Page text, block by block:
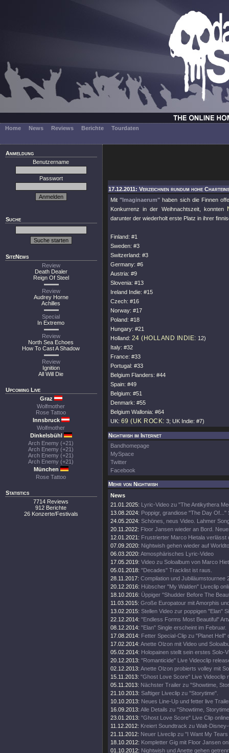
Home News Reviews Berichte Tourdaten
Anmeldung
Benutzername
Passwort
Suche
SiteNews
Review
Death Dealer
Reign Of Steel
Review
Audrey Horne
Achilles
Special
In Extremo
Review
North Sea Echoes
How To Cast A Shadow
Review
Ignition
All Will Die
Upcoming Live
Graz
Wolfmother
Rose Tattoo
Innsbruck
Wolfmother
Dinkelsbühl
Arch Enemy (+21)
Arch Enemy (+21)
Arch Enemy (+21)
Arch Enemy (+21)
München
Rose Tattoo
Statistics
7714 Reviews
912 Berichte
26 Konzerte/Festivals
17.12.2011: Verzeichnen rundum hohe
Mit"Imaginaerum" haben sich die Finnen
Konkurrenz in der Weihnachtszeit, konnten
darunter der wiederholt erste Platz in ihrer
Finland: #1
Sweden: #3
Switzerland: #3
Germany: #6
Austria: #9
Slovenia: #13
Ireland Indie: #15
Czech: #16
Norway: #17
Poland: #18
Hungary: #21
Holland: 24 (HOLLAND INDIE:12)
Italy: #32
France: #33
Portugal: #33
Belgium Flanders: #44
Spain: #49
Belgium: #51
Denmark: #55
Belgium Wallonia: #64
UK: 69 (UK ROCK:3; UK Indie: #7)
Nightwish im Internet
Bandhomepage
MySpace
Twitter
Facebook
Mehr von Nightwish
News
21.01.2025: Lyric-Video zu "The Antikythera
13.08.2024: Poppigr, grandiose "The Day Of..."
24.05.2024: Schönes, neus Video. Lahmer
20.11.2022: Floor Jansen wieder an Bord.
12.01.2021: Frustrierter Marco Hietala verlässt
07.09.2020: Nightwish gehen wieder auf
06.03.2020: Atmosphärisches Lyric-Video
17.05.2019: Video zu Soloalbum von Marco
05.01.2018: "Decades" Tracklist ist raus.
28.11.2017: Compilation und Jubiläumstournee
20.12.2016: Hübscher "My Walden" Liveclip
18.10.2016: Üppiger "Shudder Before The
11.03.2015: Große Europatour mit Amorphis
13.02.2015: Stellen Video zur poppigen "Elan"
22.12.2014: "Endless Forms Most Beautiful"
08.12.2014: "Elan" Single erscheint im Februar.
17.08.2014: Fetter Special-Clip zu "Planet Hell"
17.02.2014: Anette Olzon mit Video und
05.02.2014: Holopainen stellt sein erstes Solo-
20.12.2013: "Romanticide" Live Videoclip
02.12.2013: Anette Olzon probierts volley mit
15.11.2013: "Ghost Love Score" Live Videoclip
05.11.2013: Nächster Trailer zu "Showtime,
21.10.2013: Saftiger Liveclip zu "Storytime".
10.10.2013: Neues Line-Up und fetter live
16.09.2013: Alle Details zu "Showtime,
23.01.2013: "Ghost Love Score" Live Clip
11.12.2012: Kreiert Soundtrack zu Walt-
21.11.2012: Neuer Liveclip zu "I Want My
18.10.2012: Kompletter Gig mit Floor Jansen
01.10.2012: Nightwish und Anette gehen